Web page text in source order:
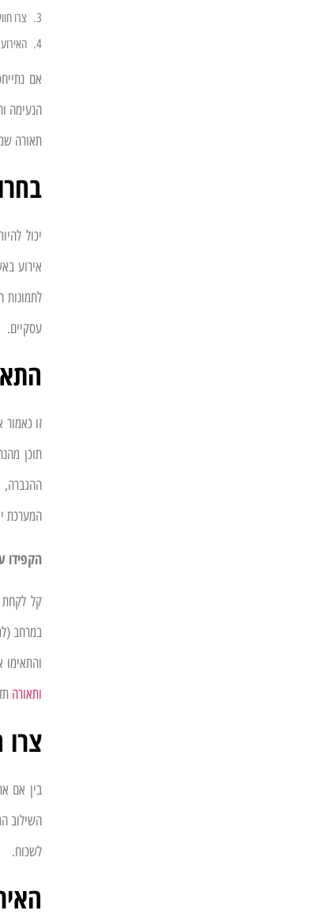
צרו
אם
הנעימה
תאורה
יכול
אירוע
לתמונות
עסקיים.
זו
תוכן
ההגברה,
המערכת
הקפידו
קל לקחת
במרחב
ותאורה
בין אם
השילוב
לשכוח.